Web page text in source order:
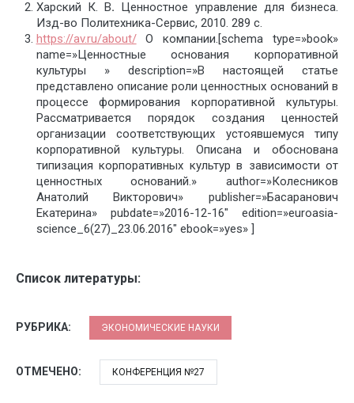
Харский К. В. Ценностное управление для бизнеса.
Изд-во Политехника-Сервис, 2010. 289 с.
https://av.ru/about/О компании.[schema type=»book»
name=»Ценностные основания корпоративной
культуры » description=»В настоящей статье
представлено описание роли ценностных оснований в
процессе формирования корпоративной культуры.
Рассматривается порядок создания ценностей
организации соответствующих устоявшемуся типу
корпоративной культуры. Описана и обоснована
типизация корпоративных культур в зависимости от
ценностных оснований.» author=»Колесников
Анатолий Викторович» publisher=»Басаранович
Екатерина» pubdate=»2016-12-16″ edition=»euroasia-
science_6(27)_23.06.2016″ ebook=»yes» ]
Список литературы:
РУБРИКА: ЭКОНОМИЧЕСКИЕ НАУКИ
ОТМЕЧЕНО: КОНФЕРЕНЦИЯ №27